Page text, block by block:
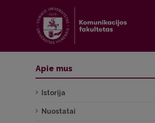
Apie mus
Istorija
Nuostatai